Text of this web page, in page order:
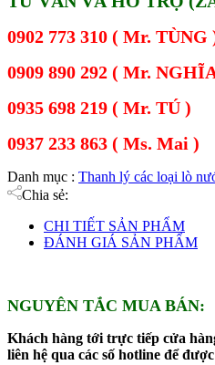
0902 773 310 ( Mr. TÙNG
0909 890 292 ( Mr.
0935 698 219 ( Mr. TÚ )
0937 233 863 ( Ms. Mai )
Danh mục : Thanh lý các loại lò
Chia sẻ:
CHI TIẾT SẢN PHẨM
ĐÁNH GIÁ SẢN PHẨM
NGUYÊN TẮC MUA BÁN:
Khách hàng tới trực tiếp cửa
liên hệ qua các số hotline để